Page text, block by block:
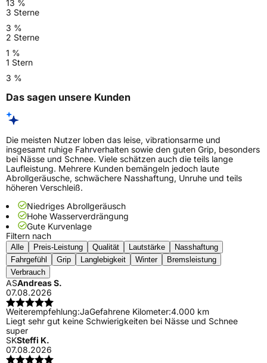
13 %
3 Sterne
3 %
2 Sterne
1 %
1 Stern
3 %
Das sagen unsere Kunden
Die meisten Nutzer loben das leise, vibrationsarme und
insgesamt ruhige Fahrverhalten sowie den guten Grip, besonders
bei Nässe und Schnee. Viele schätzen auch die teils lange
Laufleistung. Mehrere Kunden bemängeln jedoch laute
Abrollgeräusche, schwächere Nasshaftung, Unruhe und teils
höheren Verschleiß.
Niedriges Abrollgeräusch
Hohe Wasserverdrängung
Gute Kurvenlage
Filtern nach
Alle Preis-Leistung Qualität Lautstärke
Nasshaftung
Fahrgefühl
Grip Langlebigkeit Winter
Bremsleistung
Verbrauch
ASAndreas S.
07.08.2026
Weiterempfehlung:JaGefahrene Kilometer:4.000 km
Liegt sehr gut keine Schwierigkeiten bei Nässe und Schnee
super
SKSteffi K.
07.08.2026